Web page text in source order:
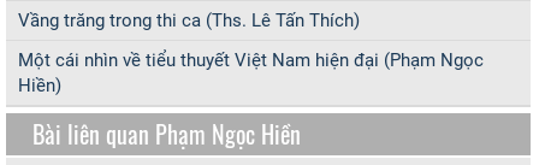
Vầng trăng trong thi ca (Ths. Lê Tấn Thích)
Một cái nhìn về tiểu thuyết Việt Nam hiện đại (Phạm Ngọc
Hiền)
Bài liên quan Phạm Ngọc Hiền